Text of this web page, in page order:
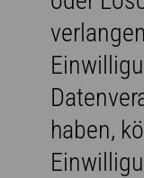
haben,